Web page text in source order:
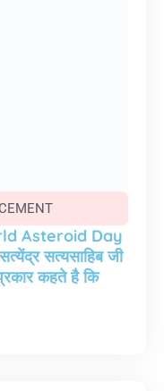
Asteroid Day
सत्यसाहिब जी
कहते है कि